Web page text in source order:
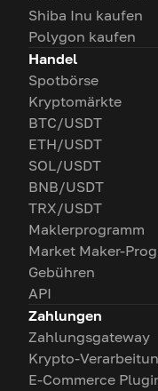
Shiba Inu kaufen
Polygon kaufen
Handel
Spotbörse
Kryptomärkte
BTC/USDT
ETH/USDT
SOL/USDT
BNB/USDT
TRX/USDT
Maklerprogramm
Market Maker-
Gebühren
API
Zahlungen
Zahlungsgateway
Krypto-
E-Commerce